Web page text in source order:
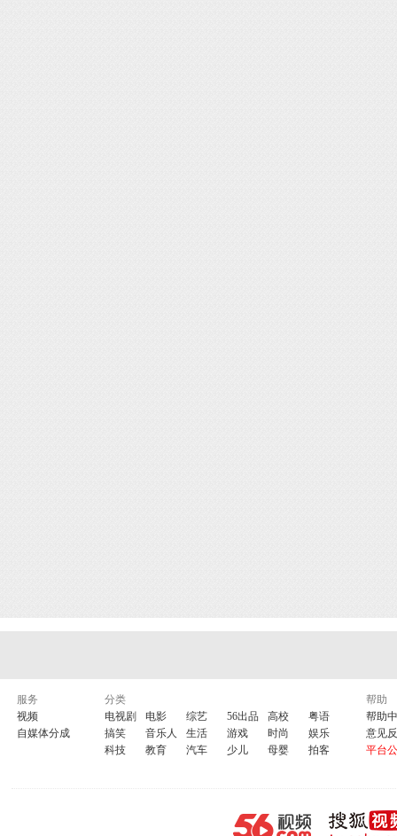
服务
视频
自媒体分成
分类
电视剧
电影 综艺 56出品 高校
粤语
搞笑
音乐人 生活 游戏 时尚
娱乐
科技
教育 汽车 少儿 母婴 拍客
帮助
帮助
意见
平台